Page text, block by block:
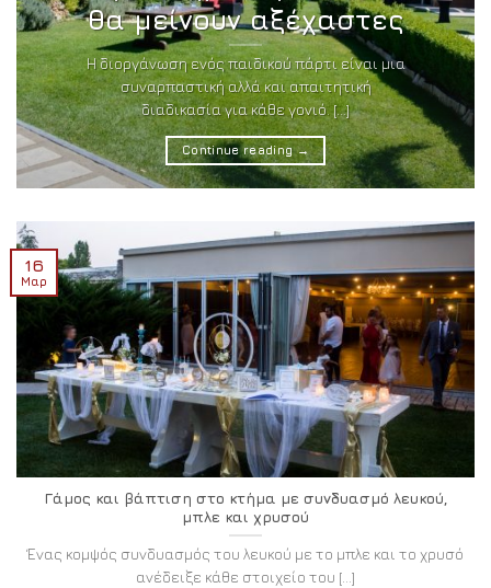
θα μείνουν αξέχαστες
Η διοργάνωση ενός παιδικού πάρτι είναι μια
συναρπαστική αλλά και απαιτητική
διαδικασία για κάθε γονιό. [...]
Continue reading→
Γάμος και βάπτιση στο κτήμα με συνδυασμό λευκού,
μπλε και χρυσού
Ένας κομψός συνδυασμός του λευκού με το μπλε και το χρυσό
ανέδειξε κάθε στοιχείο του [...]
16
Μαρ